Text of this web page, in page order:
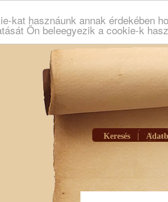
kat hasznáunk annak érdekében
Ön beleegyezik a cookie-k
Keresés